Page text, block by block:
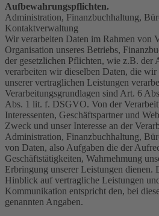
Aufbewahrungspflichten.
Administration, Finanzbuchhaltung,
Kontaktverwaltung
Wir verarbeiten Daten im Rahmen von
Organisation unseres Betriebs,
der gesetzlichen Pflichten, wie z.B. der
verarbeiten wir dieselben Daten, die
unserer vertraglichen Leistungen
Verarbeitungsgrundlagen sind Art. 6
Abs. 1 lit. f. DSGVO. Von der
Interessenten, Geschäftspartner und
Zweck und unser Interesse an der
Administration, Finanzbuchhaltung,
von Daten, also Aufgaben die der
Geschäftstätigkeiten, Wahrnehmung
Erbringung unserer Leistungen dienen.
Hinblick auf vertragliche Leistungen
Kommunikation entspricht den, bei
genannten Angaben.